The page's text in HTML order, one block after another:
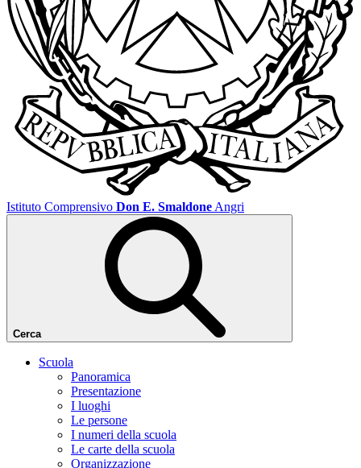
Istituto Comprensivo Don E. Smaldone Angri
Cerca
Scuola
Panoramica
Presentazione
I luoghi
Le persone
I numeri della scuola
Le carte della scuola
Organizzazione